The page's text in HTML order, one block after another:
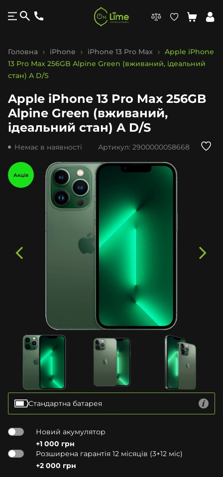
Головна iPhone iPhone 13 Pro Max
Apple iPhone
13 Pro Max 256GB Alpine Green (вживаний, ідеальний
стан) A D/S
Apple iPhone 13 Pro Max 256GB
Alpine Green (вживаний,
ідеальний стан) A D/S
Немає в наявності Артикул: 2900000058668
Акція
Стандартна батарея
Новий акумулятор
+1 000 грн
Розширена гарантія 12 місяців (3+12 міс)
+2 000 грн